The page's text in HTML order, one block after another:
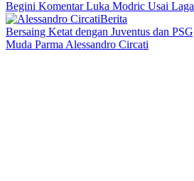
Begini Komentar Luka Modric Usai
Berita
Bersaing Ketat dengan Juventus dan
Muda Parma Alessandro Circati